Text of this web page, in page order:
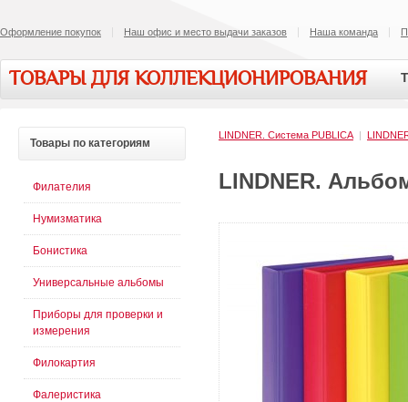
Оформление покупок Наш офис и место выдачи заказов Наша команда
ТОВАРЫ ДЛЯ КОЛЛЕКЦИОНИРОВАНИЯ
LINDNER. Система PUBLICA |
LINDNER.
Товары по категориям
Филателия
Нумизматика
Бонистика
Универсальные альбомы
Приборы для проверки и
измерения
Филокартия
Фалеристика